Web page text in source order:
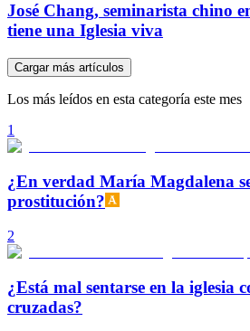
José Chang, seminarista chino
tiene una Iglesia viva
Cargar más artículos
Los más leídos en esta categoría este mes
1
¿En verdad María Magdalena
prostitución?
2
¿Está mal sentarse en la iglesia
cruzadas?